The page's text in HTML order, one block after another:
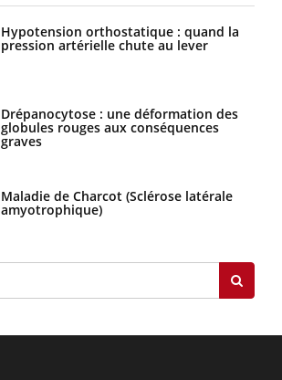
Hypotension orthostatique : quand la
pression artérielle chute au lever
Drépanocytose : une déformation des
globules rouges aux conséquences
graves
Maladie de Charcot (Sclérose latérale
amyotrophique)